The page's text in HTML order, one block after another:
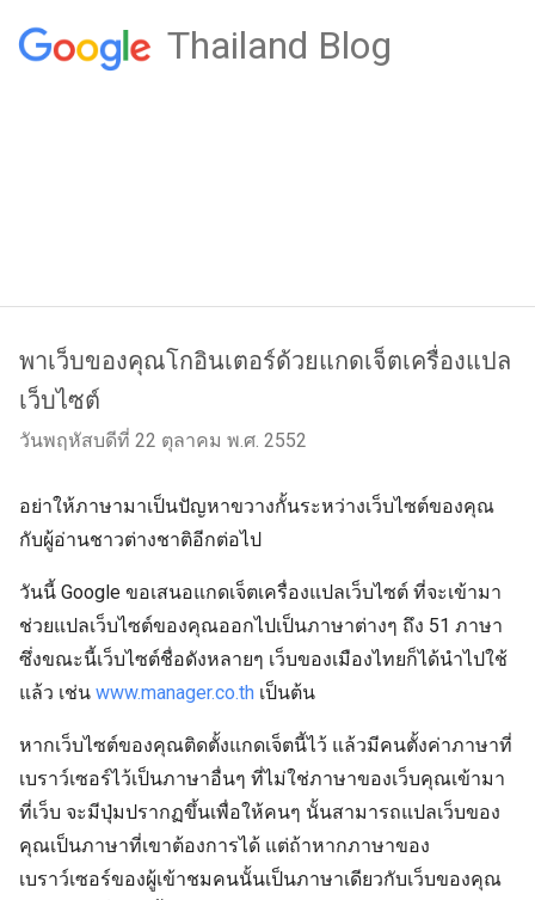
Thailand Blog
พาเว็บของคุณโกอินเตอร์ด้วยแกดเจ็ตเครื่องแปล
เว็บไซต์
วันพฤหัสบดีที่ 22 ตุลาคม พ.ศ. 2552
อย่าให้ภาษามาเป็นปัญหาขวางกั้นระหว่างเว็บไซต์ของคุณ
กับผู้อ่านชาวต่างชาติอีกต่อไป
วันนี้ Google ขอเสนอแกดเจ็ตเครื่องแปลเว็บไซต์ ที่จะเข้ามา
ช่วยแปลเว็บไซต์ของคุณออกไปเป็นภาษาต่างๆ ถึง 51 ภาษา
ซึ่งขณะนี้เว็บไซต์ชื่อดังหลายๆ เว็บของเมืองไทยก็ได้นำไปใช้
แล้ว เช่น www.manager.co.th เป็นต้น
หากเว็บไซต์ของคุณติดตั้งแกดเจ็ตนี้ไว้ แล้วมีคนตั้งค่าภาษาที่
เบราว์เซอร์ไว้เป็นภาษาอื่นๆ ที่ไม่ใช่ภาษาของเว็บคุณเข้ามา
ที่เว็บ จะมีปุ่มปรากฏขึ้นเพื่อให้คนๆ นั้นสามารถแปลเว็บของ
คุณเป็นภาษาที่เขาต้องการได้ แต่ถ้าหากภาษาของ
เบราว์เซอร์ของผู้เข้าชมคนนั้นเป็นภาษาเดียวกับเว็บของคุณ